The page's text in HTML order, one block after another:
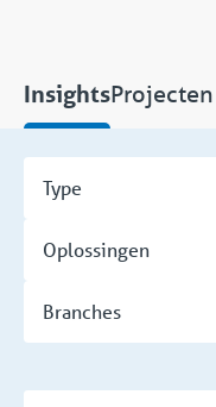
InsightsProjecten
Type
Oplossingen
Branches